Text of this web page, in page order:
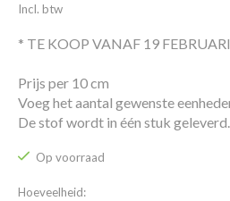
Incl. btw
* TE KOOP VANAF 19
Prijs per 10 cm
Voeg het aantal gewenste
De stof wordt in één stuk geleverd.
Op voorraad
Hoeveelheid: